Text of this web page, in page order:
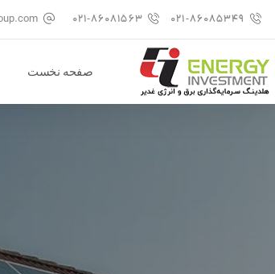
۰۲۱-۸۶۰۸۵۳۴۹ ۰۲۱-۸۶۰۸۱۵۶۳
صفحه نخست